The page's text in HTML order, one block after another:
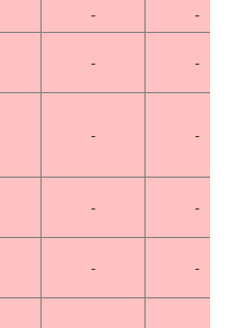
-
-
- -
- -
- -
- -